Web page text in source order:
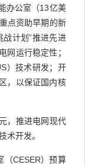
办公室（13亿美
点资助早期的新
战计划”推进先进
网运行稳定性；
）技术研发；开
，以保证国内核
，推进电网现代
术开发。
（CESER）预算